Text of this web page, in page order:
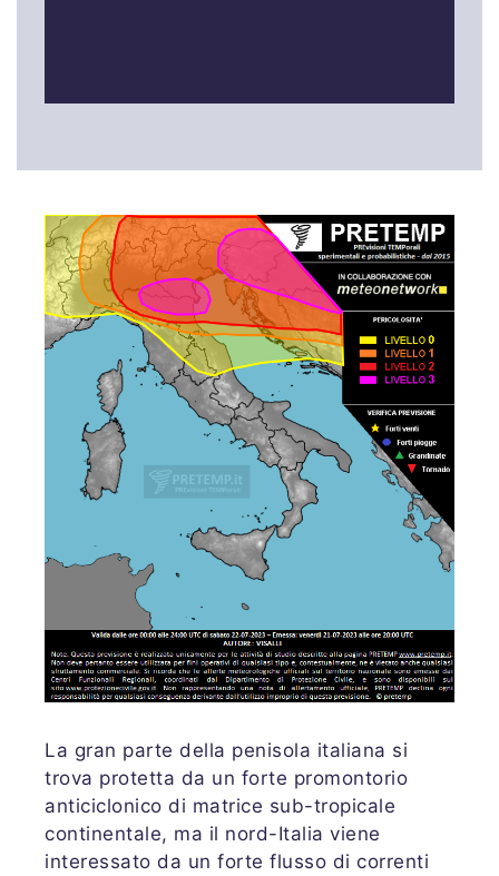
La gran parte della penisola italiana si
trova protetta da un forte promontorio
anticiclonico di matrice sub-tropicale
continentale, ma il nord-Italia viene
interessato da un forte flusso di correnti